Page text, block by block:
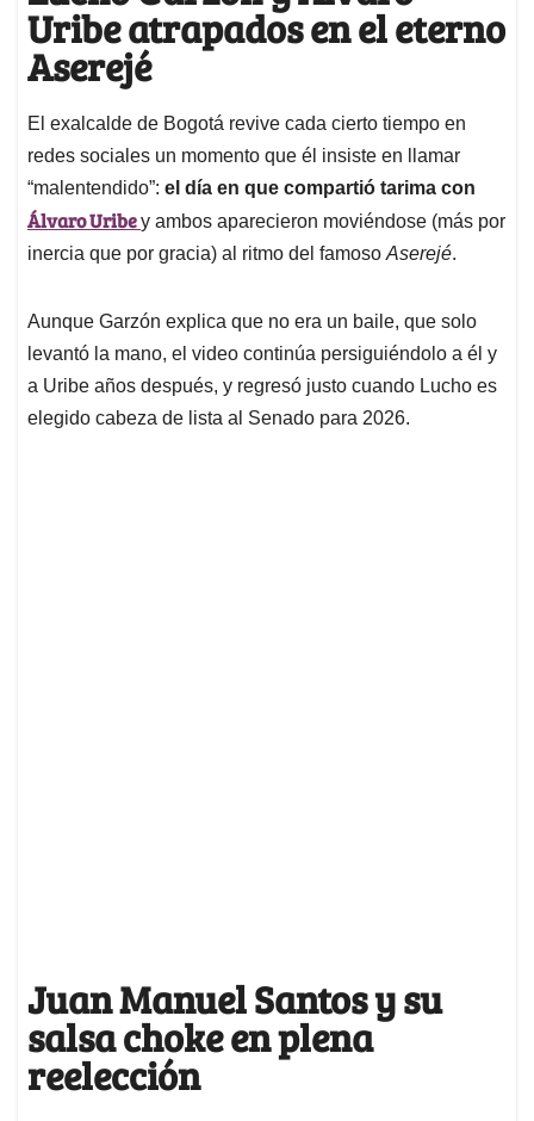
Uribe atrapados en el eterno
Aserejé
El exalcalde de Bogotá revive cada cierto tiempo en
redes sociales un momento que él insiste en llamar
“malentendido”: el día en que compartió tarima con
Álvaro Uribey ambos aparecieron moviéndose (más por
inercia que por gracia) al ritmo del famoso Aserejé.
Aunque Garzón explica que no era un baile, que solo
levantó la mano, el video continúa persiguiéndolo a él y
a Uribe años después, y regresó justo cuando Lucho es
elegido cabeza de lista al Senado para 2026.
Juan Manuel Santos y su
salsa choke en plena
reelección